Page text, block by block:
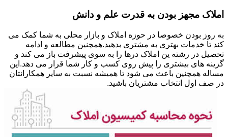
املاک مجهز بودن به قدرت علم و دانش
به روز بودن خصوصا در حوزه املاک و بازار محلی به شما کمک می
کند تا خدمات بهتری به مشتری بدهید.همچنین مطالعه و ادامه
تحصیل در رشته ین املاک درها را به سوی پیشرفت باز می کند و
گزینه های بیشتری را پیش روی کسب و کار شما قرار می دهد.این
مساله همچنین باعث می شود تا همیشه نسبت به سایر همکارانتان
در صف اول انتخاب مشتریان باشید.